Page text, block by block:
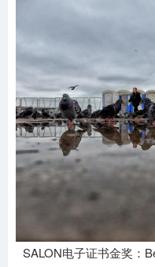
SALON电子证书金奖：